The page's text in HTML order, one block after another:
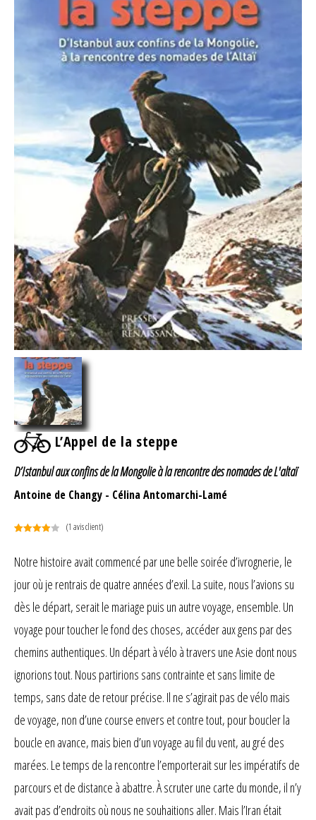
L’Appel de la steppe
D’Istanbul aux confins de la Mongolie à la rencontre des nomades de L'altaï
Antoine de Changy - Célina Antomarchi-Lamé
basé
sur
notation
client
(1 avis client)
Notre histoire avait commencé par une belle soirée d’ivrognerie, le
jour où je rentrais de quatre années d’exil. La suite, nous l’avions su
dès le départ, serait le mariage puis un autre voyage, ensemble. Un
voyage pour toucher le fond des choses, accéder aux gens par des
chemins authentiques. Un départ à vélo à travers une Asie dont nous
ignorions tout. Nous partirions sans contrainte et sans limite de
temps, sans date de retour précise. Il ne s’agirait pas de vélo mais
de voyage, non d’une course envers et contre tout, pour boucler la
boucle en avance, mais bien d’un voyage au fil du vent, au gré des
marées. Le temps de la rencontre l’emporterait sur les impératifs de
parcours et de distance à abattre. À scruter une carte du monde, il n’y
avait pas d’endroits où nous ne souhaitions aller. Mais l’Iran était